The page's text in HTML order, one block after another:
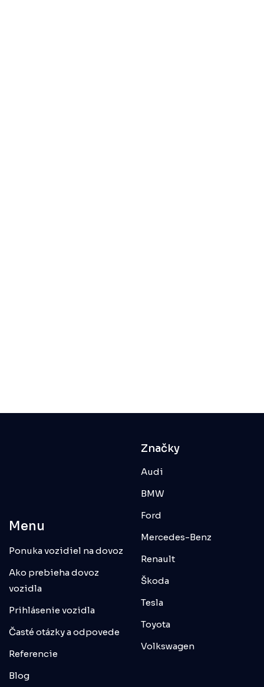
Menu
Ponuka vozidiel na dovoz
Ako prebieha dovoz
vozidla
Prihlásenie vozidla
Časté otázky a odpovede
Referencie
Blog
Značky
Audi
BMW
Ford
Mercedes-Benz
Renault
Škoda
Tesla
Toyota
Volkswagen